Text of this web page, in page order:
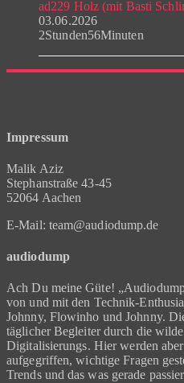
ad229 Holz (mit Basti
03.06.2026
2Stunden56Minuten
Impressum
Malik Aziz
Stephanstraße 43-45
52064 Aachen
E-Mail: team@audiodump.de
audiodump
Ach Du meine Güte!
von und mit den Technik-
Johnny, Flowinho und Johnny.
täglicher Begleiter durch die
Digitalisierungs. Hier werden
aufgegriffen, wichtige Fragen
Trends und das was gerade